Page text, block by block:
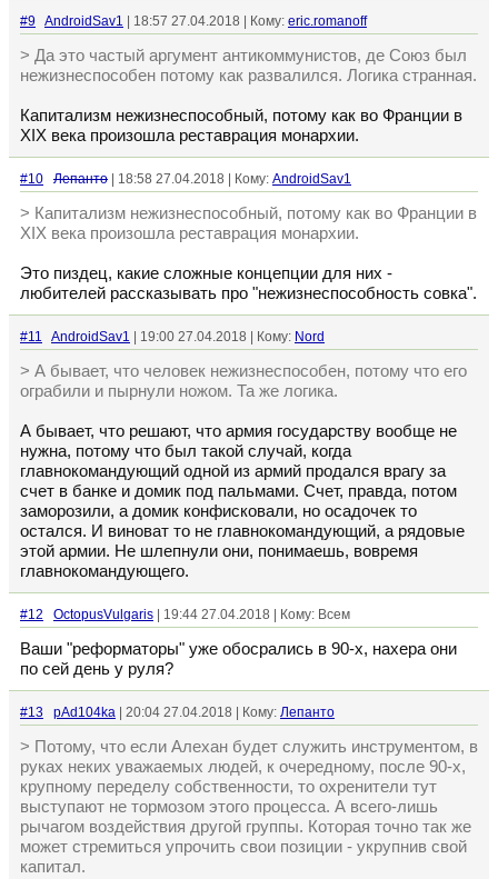
#9 AndroidSav1 | 18:57 27.04.2018 | Кому: eric.romanoff
> Да это частый аргумент антикоммунистов, де Союз был
нежизнеспособен потому как развалился. Логика странная.
Капитализм нежизнеспособный, потому как во Франции в
XIX века произошла реставрация монархии.
#10 Лепанто | 18:58 27.04.2018 | Кому: AndroidSav1
> Капитализм нежизнеспособный, потому как во Франции в
XIX века произошла реставрация монархии.
Это пиздец, какие сложные концепции для них -
любителей рассказывать про "нежизнеспособность совка".
#11 AndroidSav1 | 19:00 27.04.2018 | Кому: Nord
> А бывает, что человек нежизнеспособен, потому что его
ограбили и пырнули ножом. Та же логика.
А бывает, что решают, что армия государству вообще не
нужна, потому что был такой случай, когда
главнокомандующий одной из армий продался врагу за
счет в банке и домик под пальмами. Счет, правда, потом
заморозили, а домик конфисковали, но осадочек то
остался. И виноват то не главнокомандующий, а рядовые
этой армии. Не шлепнули они, понимаешь, вовремя
главнокомандующего.
#12 OctopusVulgaris | 19:44 27.04.2018 | Кому: Всем
Ваши "реформаторы" уже обосрались в 90-х, нахера они
по сей день у руля?
#13 pAd104ka | 20:04 27.04.2018 | Кому: Лепанто
> Потому, что если Алехан будет служить инструментом, в
руках неких уважаемых людей, к очередному, после 90-х,
крупному переделу собственности, то охренители тут
выступают не тормозом этого процесса. А всего-лишь
рычагом воздействия другой группы. Которая точно так же
может стремиться упрочить свои позиции - укрупнив свой
капитал.